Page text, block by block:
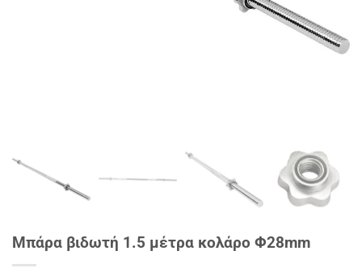
Μπάρα βιδωτή 1.5 μέτρα κολάρο Φ28mm